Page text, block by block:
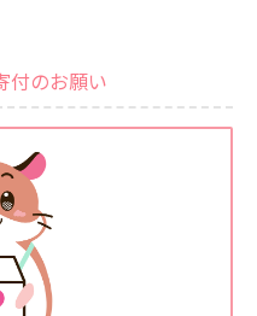
付のお願い